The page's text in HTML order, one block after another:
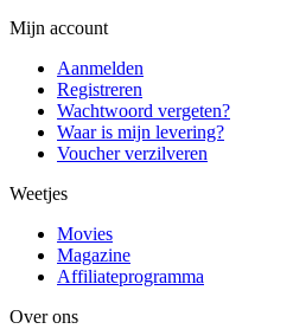
Mijn account
Aanmelden
Registreren
Wachtwoord vergeten?
Waar is mijn levering?
Voucher verzilveren
Weetjes
Movies
Magazine
Affiliateprogramma
Over ons